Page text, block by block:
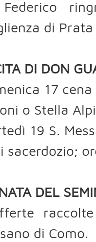
di
DI DON
17
o Stella
19 S.
sacerdozio;
DEL
di Como.